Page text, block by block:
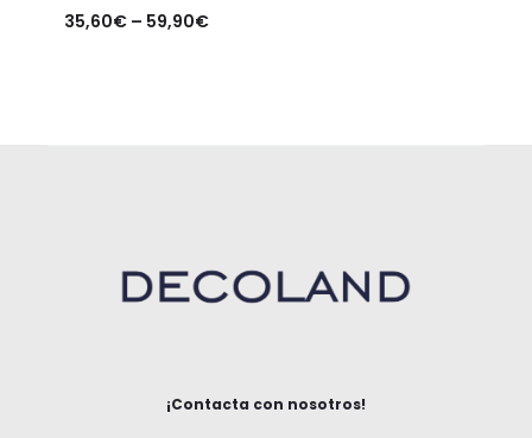
35,60€– 59,90€
¡Contacta con nosotros!